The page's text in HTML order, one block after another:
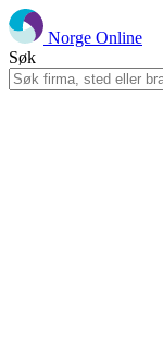
Norge Online
Søk